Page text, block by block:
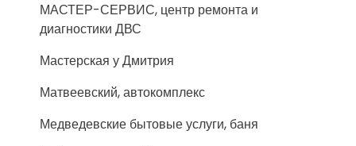
МАСТЕР-СЕРВИС, центр ремонта и
диагностики ДВС
Мастерская у Дмитрия
Матвеевский, автокомплекс
Медведевские бытовые услуги, баня